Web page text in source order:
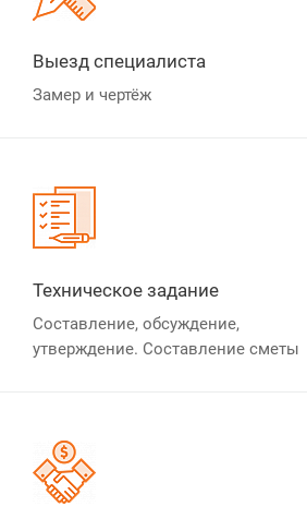
Выезд специалиста
Замер и чертёж
Техническое задание
Составление, обсуждение,
утверждение. Составление сметы